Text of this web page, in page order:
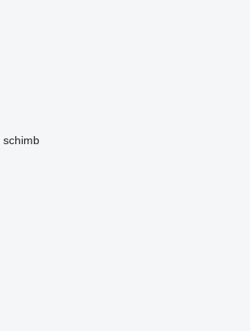
schimb